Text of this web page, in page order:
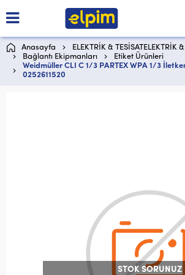
Anasayfa
ELEKTRİK & TESİSATELEKTRİK
Bağlantı Ekipmanları
Etiket Ürünleri
Weidmüller CLI C 1/3 PARTEX WPA 1/3
0252611520
STOK SORUNUZ